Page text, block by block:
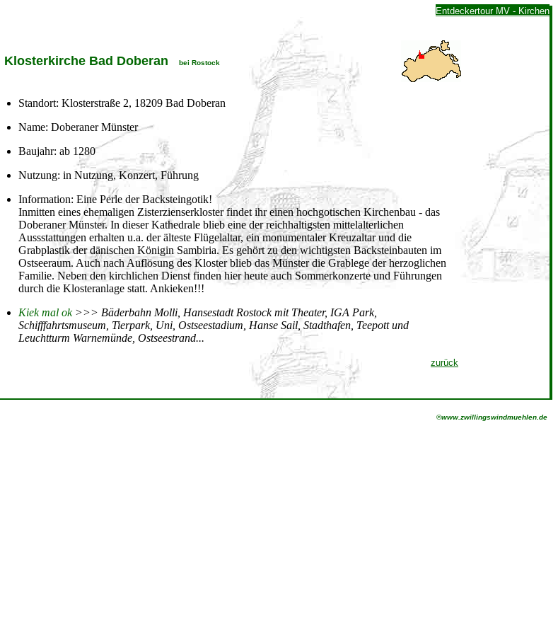
Entdeckertour MV - Kirchen
Klosterkirche Bad Doberan bei Rostock
Standort: Klosterstraße 2, 18209 Bad Doberan
Name: Doberaner Münster
Baujahr: ab 1280
Nutzung: in Nutzung, Konzert, Führung
Information: Eine Perle der Backsteingotik!
Inmitten eines ehemaligen Zisterzienserkloster findet ihr einen hochgotischen Kirchenbau - das
Doberaner Münster. In dieser Kathedrale blieb eine der reichhaltigsten mittelalterlichen
Aussstattungen erhalten u.a. der älteste Flügelaltar, ein monumentaler Kreuzaltar und die
Grabplastik der dänischen Königin Sambiria. Es gehört zu den wichtigsten Backsteinbauten im
Ostseeraum. Auch nach Auflösung des Kloster blieb das Münster die Grablege der herzoglichen
Familie. Neben den kirchlichen Dienst finden hier heute auch Sommerkonzerte und Führungen
durch die Klosteranlage statt. Ankieken!!!
Kiek mal ok >>> Bäderbahn Molli, Hansestadt Rostock mit Theater, IGA Park,
Schifffahrtsmuseum, Tierpark, Uni, Ostseestadium, Hanse Sail, Stadthafen, Teepott und
Leuchtturm Warnemünde, Ostseestrand...
zurück
©www.zwillingswindmuehlen.de